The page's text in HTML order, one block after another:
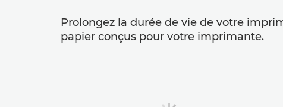
Prolongez la durée de vie de votre
papier conçus pour votre imprimante.